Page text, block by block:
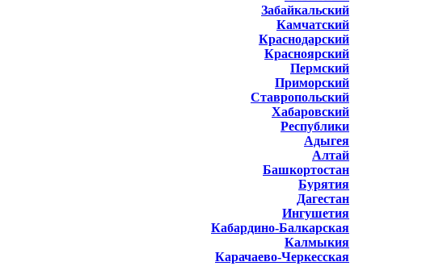
Забайкальский
Камчатский
Краснодарский
Красноярский
Пермский
Приморский
Ставропольский
Хабаровский
Республики
Адыгея
Алтай
Башкортостан
Бурятия
Дагестан
Ингушетия
Кабардино-Балкарская
Калмыкия
Карачаево-Черкесская